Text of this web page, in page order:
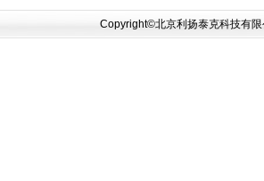
Copyright©北京利扬泰克科技有